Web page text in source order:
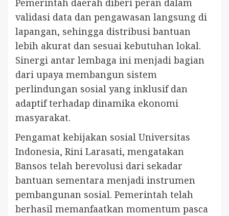
Pemerintah daerah diberi peran dalam
validasi data dan pengawasan langsung di
lapangan, sehingga distribusi bantuan
lebih akurat dan sesuai kebutuhan lokal.
Sinergi antar lembaga ini menjadi bagian
dari upaya membangun sistem
perlindungan sosial yang inklusif dan
adaptif terhadap dinamika ekonomi
masyarakat.
Pengamat kebijakan sosial Universitas
Indonesia, Rini Larasati, mengatakan
Bansos telah berevolusi dari sekadar
bantuan sementara menjadi instrumen
pembangunan sosial. Pemerintah telah
berhasil memanfaatkan momentum pasca